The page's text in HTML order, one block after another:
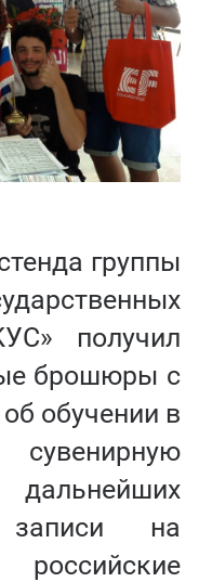
группы
получил
брошюры с
обучении в
записи на